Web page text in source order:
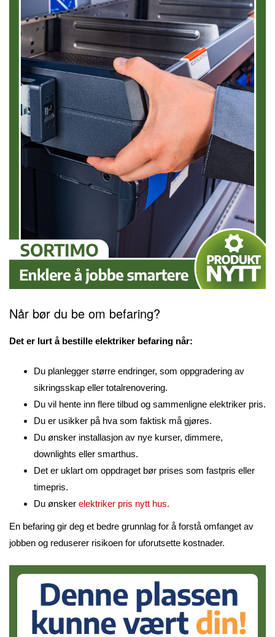
Når bør du be om befaring?
Det er lurt å bestille elektriker befaring når:
Du planlegger større endringer, som oppgradering av
sikringsskap eller totalrenovering.
Du vil hente inn flere tilbud og sammenligne elektriker pris.
Du er usikker på hva som faktisk må gjøres.
Du ønsker installasjon av nye kurser, dimmere,
downlights eller smarthus.
Det er uklart om oppdraget bør prises som fastpris eller
timepris.
Du ønsker elektriker pris nytt hus.
En befaring gir deg et bedre grunnlag for å forstå omfanget av
jobben og reduserer risikoen for uforutsette kostnader.